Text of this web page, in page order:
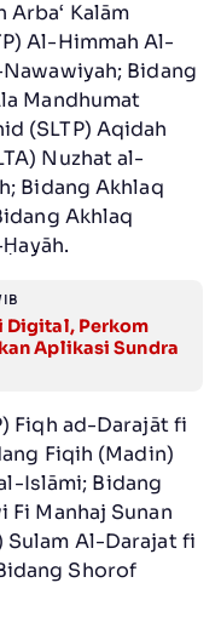
Kalām
Al-Himmah Al-
Bidang
Mandhumat
(SLTP) Aqidah
Nuzhat al-
Bidang Akhlaq
Akhlaq
Digital, Perkom
Aplikasi Sundra
Fiqh ad-Darajāt fi
Fiqih (Madin)
Islāmi; Bidang
Fi Manhaj Sunan
Sulam Al-Darajat fi
Shorof